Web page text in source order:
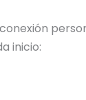
inicio: